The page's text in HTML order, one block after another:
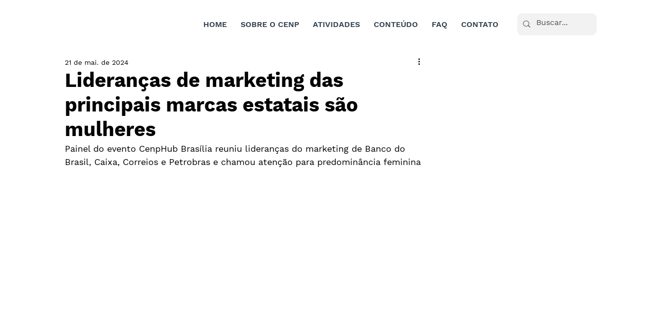
HOME SOBRE O CENP ATIVIDADES CONTEÚDO FAQ CONTATO
Lideranças de marketing das
principais marcas estatais são
mulheres
21 de mai. de 2024
Painel do evento CenpHub Brasília reuniu lideranças do marketing de Banco do
Brasil, Caixa, Correios e Petrobras e chamou atenção para predominância feminina